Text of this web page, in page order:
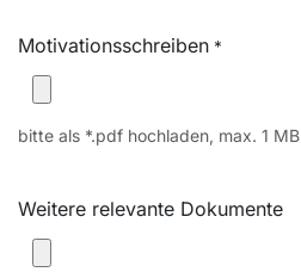
Motivationsschreiben *
bitte als *.pdf hochladen, max. 1 MB
Weitere relevante Dokumente